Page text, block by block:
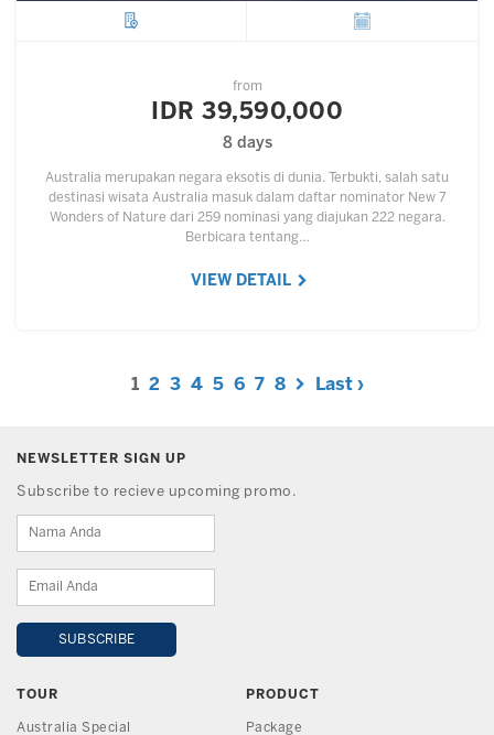
from
IDR 39,590,000
8 days
Australia merupakan negara eksotis di dunia. Terbukti, salah satu
destinasi wisata Australia masuk dalam daftar nominator New 7
Wonders of Nature dari 259 nominasi yang diajukan 222 negara.
Berbicara tentang…
VIEW DETAIL
1 2 3 4 5 6 7 8 Last ›
NEWSLETTER SIGN UP
Subscribe to recieve upcoming promo.
TOUR
Australia Special
PRODUCT
Package